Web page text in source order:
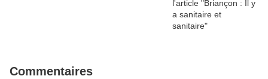
Commentaires